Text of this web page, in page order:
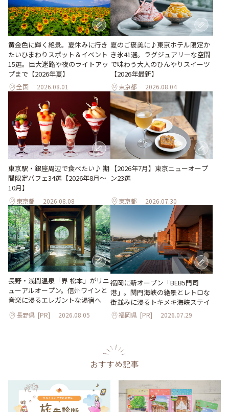
黄金色に輝く絶景。夏休みに行き
たいひまわりスポット＆イベント
15選。巨大迷路や夜のライトアッ
プまで【2026年夏】
全国 2026.08.01
夏のご褒美に♪東京ホテル限定か
き氷41選。ラグジュアリーな空間
で味わう大人のひんやりスイーツ
【2026年最新】
東京都 2026.08.04
東京駅・銀座周辺で食べたい♪ 期
間限定パフェ34選【2026年8月～
10月】
東京都 2026.08.08
【2026年7月】東京ニューオープ
ン23選
東京都 2026.07.30
長野・浅間温泉「界 松本」がリニ
ューアルオープン。信州ワインと
音楽に浸るエレガントな湯宿へ
長野県 [PR] 2026.08.05
福岡に新オープン「BEB5門司
港」。関門海峡の絶景とレトロな
街並みに浸るトキメキ海峡ステイ
福岡県 [PR] 2026.07.29
おすすめ記事